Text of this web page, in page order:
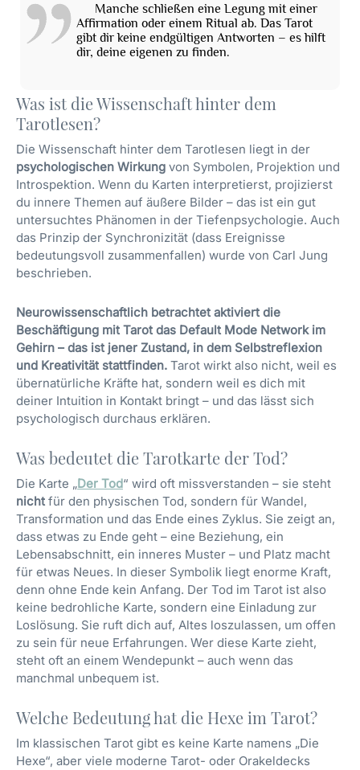
Manche schließen eine Legung mit einer
Affirmation oder einem Ritual ab. Das Tarot
gibt dir keine endgültigen Antworten – es hilft
dir, deine eigenen zu finden.
Was ist die Wissenschaft hinter dem
Tarotlesen?
Die Wissenschaft hinter dem Tarotlesen liegt in der
psychologischen Wirkung von Symbolen, Projektion und
Introspektion. Wenn du Karten interpretierst, projizierst
du innere Themen auf äußere Bilder – das ist ein gut
untersuchtes Phänomen in der Tiefenpsychologie. Auch
das Prinzip der Synchronizität (dass Ereignisse
bedeutungsvoll zusammenfallen) wurde von Carl Jung
beschrieben.
Neurowissenschaftlich betrachtet aktiviert die
Beschäftigung mit Tarot das Default Mode Network im
Gehirn – das ist jener Zustand, in dem Selbstreflexion
und Kreativität stattfinden. Tarot wirkt also nicht, weil es
übernatürliche Kräfte hat, sondern weil es dich mit
deiner Intuition in Kontakt bringt – und das lässt sich
psychologisch durchaus erklären.
Was bedeutet die Tarotkarte der Tod?
Die Karte „Der Tod“ wird oft missverstanden – sie steht
nicht für den physischen Tod, sondern für Wandel,
Transformation und das Ende eines Zyklus. Sie zeigt an,
dass etwas zu Ende geht – eine Beziehung, ein
Lebensabschnitt, ein inneres Muster – und Platz macht
für etwas Neues. In dieser Symbolik liegt enorme Kraft,
denn ohne Ende kein Anfang. Der Tod im Tarot ist also
keine bedrohliche Karte, sondern eine Einladung zur
Loslösung. Sie ruft dich auf, Altes loszulassen, um offen
zu sein für neue Erfahrungen. Wer diese Karte zieht,
steht oft an einem Wendepunkt – auch wenn das
manchmal unbequem ist.
Welche Bedeutung hat die Hexe im Tarot?
Im klassischen Tarot gibt es keine Karte namens „Die
Hexe“, aber viele moderne Tarot- oder Orakeldecks